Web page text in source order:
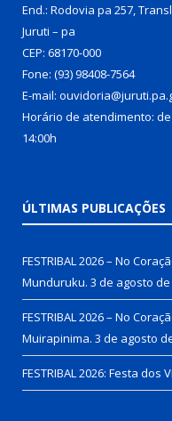
End.: Rodovia pa 257,
Juruti – pa
CEP: 68170-000
Fone: (93) 98408-7564
E-mail:
Horário de atendimento:
14:00h
ÚLTIMAS PUBLICAÇÕES
FESTRIBAL 2026 – No
Munduruku. 3 de agosto de
FESTRIBAL 2026 – No
Muirapinima. 3 de agosto
FESTRIBAL 2026: Festa dos